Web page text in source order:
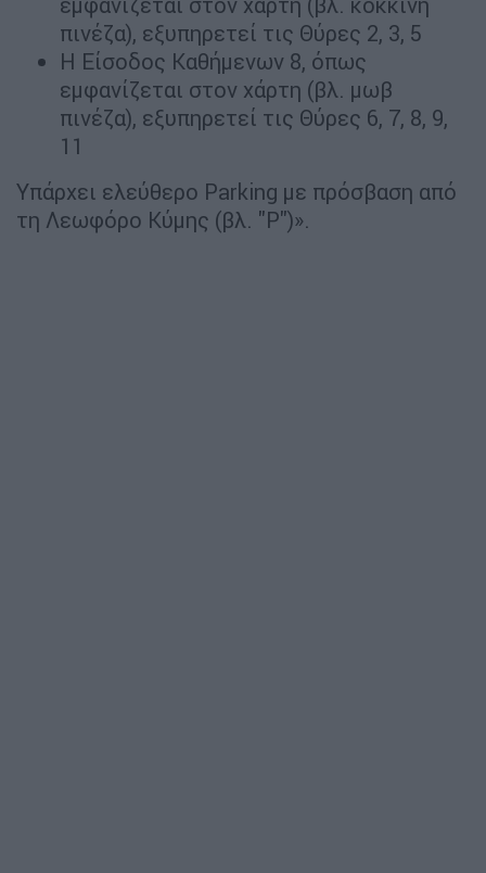
πινέζα), εξυπηρετεί τις Θύρες 2, 3, 5
Η Είσοδος Καθήμενων 8, όπως
εμφανίζεται στον χάρτη (βλ. μωβ
πινέζα), εξυπηρετεί τις Θύρες 6, 7, 8, 9,
11
Υπάρχει ελεύθερο Parking με πρόσβαση από
τη Λεωφόρο Κύμης (βλ. "P")».